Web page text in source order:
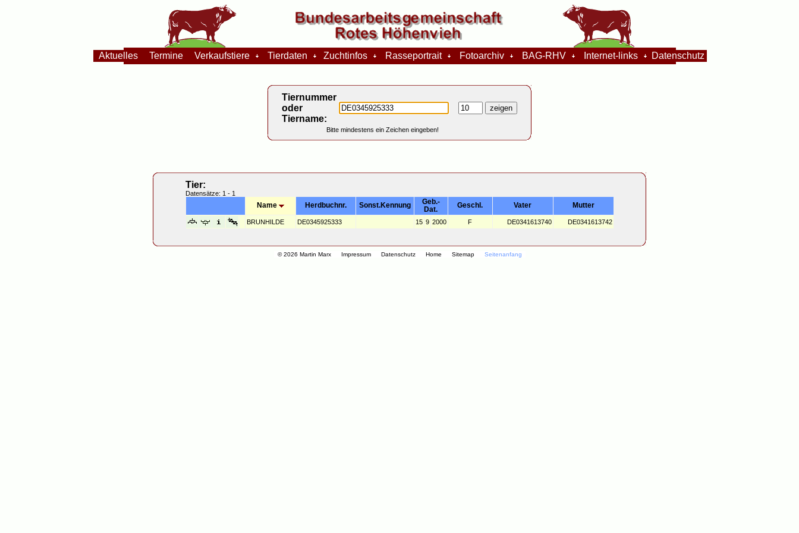
© 2026 Martin Marx Impressum Datenschutz Home Sitemap Seitenanfang
Aktuelles Termine Verkaufstiere Tierdaten Zuchtinfos Rasseportrait Fotoarchiv BAG-RHV Internet-links Datenschutz
Tiernummer
oder
Tiername:
Bitte mindestens ein Zeichen eingeben!
Tier:
Datensätze: 1 - 1
Name Herdbuchnr. Sonst.Kennung
Geb.-
Dat.
Geschl. Vater Mutter
BRUNHILDE DE0345925333 15 9 2000 F DE0341613740 DE0341613742